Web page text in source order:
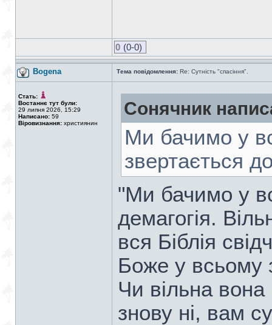
0 (0-0)
Bogena Тема повідомлення: Re: Сутність "спасіння".
Стать:
Востаннє тут були:
29 липня 2026, 15:29
Написано: 59
Віровизнання: християнин
Сонячник
Ми бачимо у
звертається
"Ми бачимо у
демагогія.
вся Біблія
Боже у всьому
Чи вільна вона
знову ні, вам